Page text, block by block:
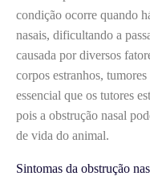
condição ocorre quando
nasais, dificultando a
causada por diversos
corpos estranhos,
essencial que os tutores
pois a obstrução nasal
de vida do animal.
Sintomas da obstrução